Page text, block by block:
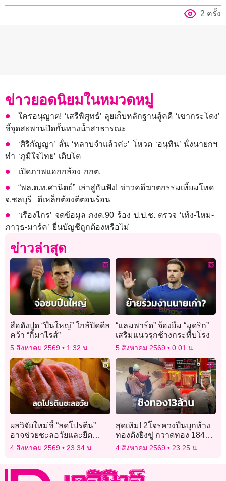
2 ครั้ง
ข่าวยอดนิยมในหมวดหมู่
ใครอนุญาต! ‘เสรีพิศุทธ์’ ลุยเก็บหลักฐานสู้คดี ‘เขากระโดง’
ชี้จุดสะพานปิดกั้นทางน้ำสาธารณะ
‘ศิริกัญญา’ ลั่น ‘หลาบจำแล้วค่ะ’ โหวต ‘อนุทิน’ นั่งนายกฯ
ทำ ‘ภูมิใจไทย’ เติบโต
เปิดภาพแฮกกล้อง กกต.
“พล.ต.ท.ศานิตย์” เล่าสู่กันฟัง! ข่าวคดีฆาตกรรมเหี้ยมโหด
จ.ชลบุรี ตีเหล็กต้องตีตอนร้อน
‘เรืองไกร’ จดข้อมูล ภงด.90 ร้อง ป.ป.ช. ตรวจ ‘เท้ง-ไหม-
ภาวุธ-มาร์ค’ ยื่นบัญชีถูกต้องหรือไม่
ข่าวล่าสุด
สื่อดังปูด “ปืนใหญ่” ใกล้ปิดดีล
คว้า “กิมาไรส์”
5 สิงหาคม 2569 1:32 น.
“แลมพาร์ด” จ้องยืม “มูดริก”
เสริมแนวรุกช้างกระทืบโรง
5 สิงหาคม 2569 0:01 น.
ผลวิจัยใหม่ชี้ “ลดโปรตีน”
อาจช่วยชะลอวัยและยืด
อายุขัยได้ดีกว่า
4 สิงหาคม 2569 23:34 น.
สุดเหิม! 2โจรควงปืนบุกห้าง
ทองดังยิงขู่ กวาดทอง 184
บาท ค่ากว่า 13 ล้าน
4 สิงหาคม 2569 23:25 น.